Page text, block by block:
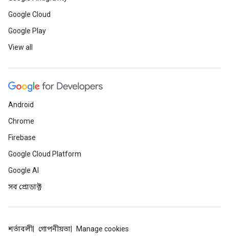
Google Cloud
Google Play
View all
Android
Chrome
Firebase
Google Cloud Platform
Google AI
সব প্রোডাক্ট
শর্তাবলী গোপনীয়তা Manage cookies